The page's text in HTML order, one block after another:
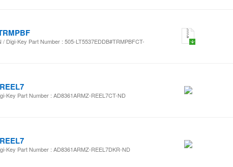
Digi-Key Part Number : 505-LT5537EDDB#TRMPBFCT-
Key Part Number : AD8361ARMZ-REEL7CT-ND
Key Part Number : AD8361ARMZ-REEL7DKR-ND